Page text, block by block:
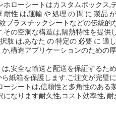
ホローシートはカスタムボックス
性 は,運輸 や 処理 の 間 に 製品
プラスチックシートなどの伝統
の空洞な構造は,隔熱特性を提供
肢 は,あなた の 特定の 必要 に 適
,構造アプリケーションのための
,安全な輸送と配送を保証するた
紙箱を保護します.ご注文が完璧
シートは,信頼性と多角性のあ
なります耐久性,コスト効率性,